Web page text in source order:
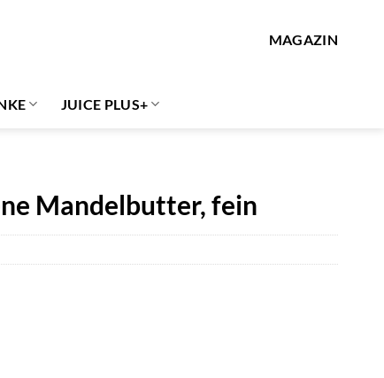
MAGAZIN
JUICE PLUS+
Mandelbutter, fein